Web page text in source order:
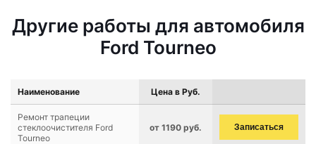
Другие работы для автомобиля
Ford Tourneo
Наименование Цена в Руб.
Ремонт трапеции
стеклоочистителя Ford
Tourneo
от 1190 руб. Записаться